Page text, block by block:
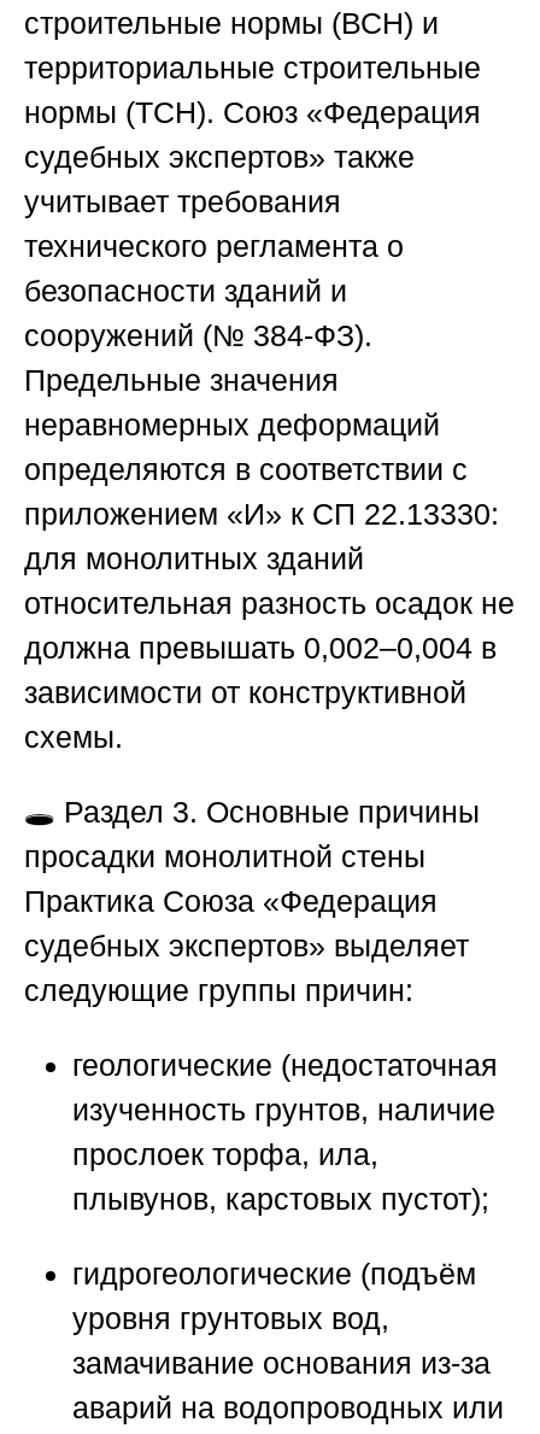
строительные нормы (ВСН) и
территориальные строительные
нормы (ТСН). Союз «Федерация
судебных экспертов» также
учитывает требования
технического регламента о
безопасности зданий и
сооружений (№ 384-ФЗ).
Предельные значения
неравномерных деформаций
определяются в соответствии с
приложением «И» к СП 22.13330:
для монолитных зданий
относительная разность осадок не
должна превышать 0,002–0,004 в
зависимости от конструктивной
схемы.
🕳️ Раздел 3. Основные причины
просадки монолитной стены
Практика Союза «Федерация
судебных экспертов» выделяет
следующие группы причин:
геологические (недостаточная
изученность грунтов, наличие
прослоек торфа, ила,
плывунов, карстовых пустот);
гидрогеологические (подъём
уровня грунтовых вод,
замачивание основания из-за
аварий на водопроводных или